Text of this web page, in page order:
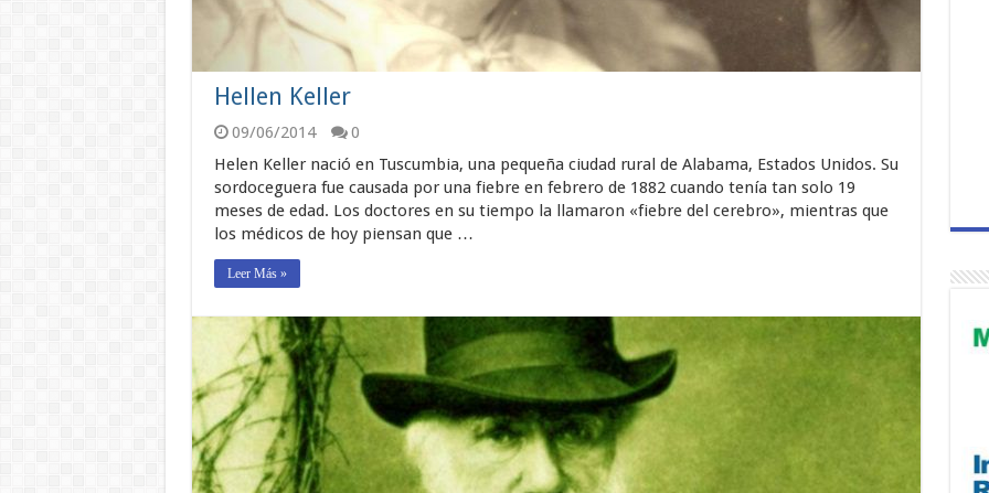
Hellen Keller
09/06/2014
0
Helen Keller nació en Tuscumbia, una pequeña ciudad rural de Alabama, Estados Unidos. Su
sordoceguera fue causada por una fiebre en febrero de 1882 cuando tenía tan solo 19
meses de edad. Los doctores en su tiempo la llamaron «fiebre del cerebro», mientras que
los médicos de hoy piensan que …
Leer Más »